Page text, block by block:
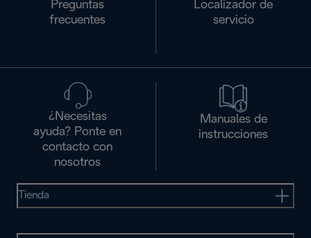
Preguntas
frecuentes
Localizador de
servicio
¿Necesitas
ayuda? Ponte en
contacto con
nosotros
Manuales de
instrucciones
Tienda